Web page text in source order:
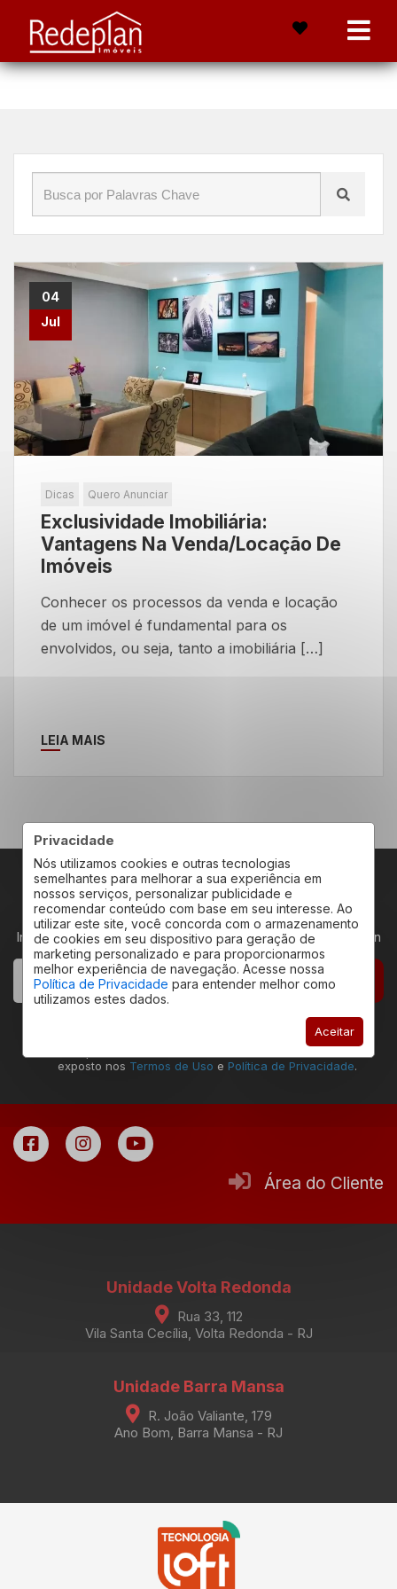
Início» Blog »exclusividade
Privacidade
Nós utilizamos cookies e outras tecnologias
semelhantes para melhorar a sua experiência em
nossos serviços, personalizar publicidade e
recomendar conteúdo com base em seu interesse. Ao
utilizar este site, você concorda com o armazenamento
de cookies em seu dispositivo para geração de
marketing personalizado e para proporcionarmos
melhor experiência de navegação. Acesse nossa
Política de Privacidade para entender melhor como
utilizamos estes dados.
Aceitar
04
Jul
Dicas Quero Anunciar
Exclusividade Imobiliária:
Vantagens Na Venda/locação De
Imóveis
Conhecer os processos da venda e locação
de um imóvel é fundamental para os
envolvidos, ou seja, tanto a imobiliária […]
LEIA MAIS
RECEBA NOVIDADES
Insira seu email abaixo para receber novidades da Redeplan
CADASTRAR
Declaro estar ciente que a ação de envio deste
formulário permite que eu seja contatado pela
exposto nos Termos de Uso e Política de Privacidade.
Área do Cliente
Unidade Volta Redonda
Rua 33, 112
Vila Santa Cecília, Volta Redonda - RJ
Unidade Barra Mansa
R. João Valiante, 179
Ano Bom, Barra Mansa - RJ